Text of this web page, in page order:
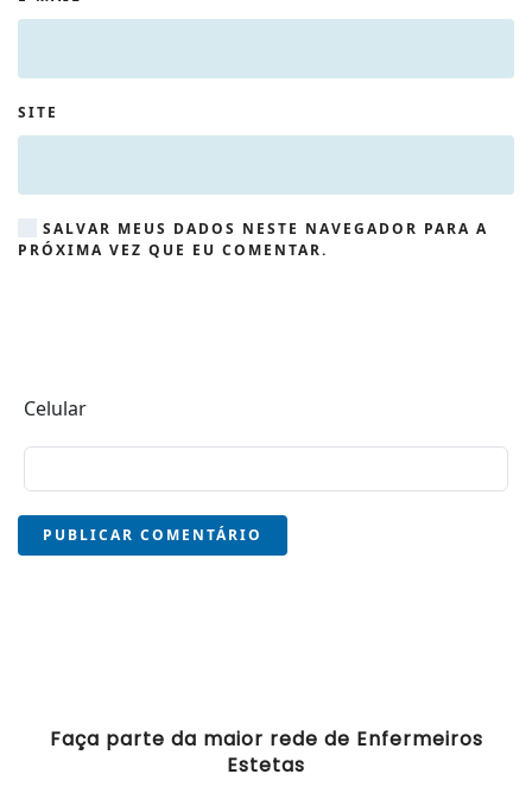
SITE
SALVAR MEUS DADOS NESTE NAVEGADOR PARA A
PRÓXIMA VEZ QUE EU COMENTAR.
Celular
PUBLICAR COMENTÁRIO
Faça parte da maior rede de Enfermeiros
Estetas